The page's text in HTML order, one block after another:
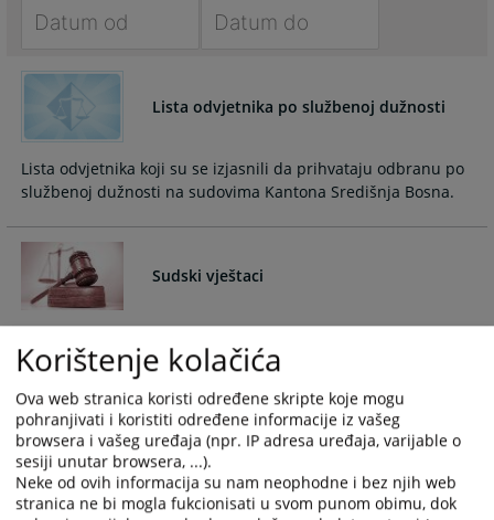
forward
interact
the
calendar
and
select
date.
Press
the
question
mark
key
to
get
the
to
the
calendar
and
a
Press
the
question
mark
key
to
get
the
Lista odvjetnika po službenoj dužnosti
Lista odvjetnika koji su se izjasnili da prihvataju odbranu po
službenoj dužnosti na sudovima Kantona Središnja Bosna.
Sudski vještaci
Notari
Notari
Korištenje kolačića
Ova web stranica koristi određene skripte koje mogu
pohranjivati i koristiti određene informacije iz vašeg
browsera i vašeg uređaja (npr. IP adresa uređaja, varijable o
sesiji unutar browsera, ...).
Neke od ovih informacija su nam neophodne i bez njih web
stranica ne bi mogla fukcionisati u svom punom obimu, dok